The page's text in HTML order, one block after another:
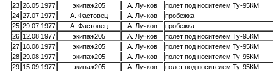
23 26.05.1977 экипаж205 А. Лучков
полет под носителем Ту-95КМ
24 27.07.1977 А. Фастовец А. Лучков
пробежка
25 29.07.1977 А. Фастовец А. Лучков
пробежка
26 12.08.1977 экипаж205 А. Лучков
полет под носителем Ту-95КМ
27 18.08.1977 экипаж205 А. Лучков
полет под носителем Ту-95КМ
28 29.08.1977 экипаж205 А. Лучков
полет под носителем Ту-95КМ
29 15.09.1977 экипаж205 А. Лучков
полет под носителем Ту-95КМ